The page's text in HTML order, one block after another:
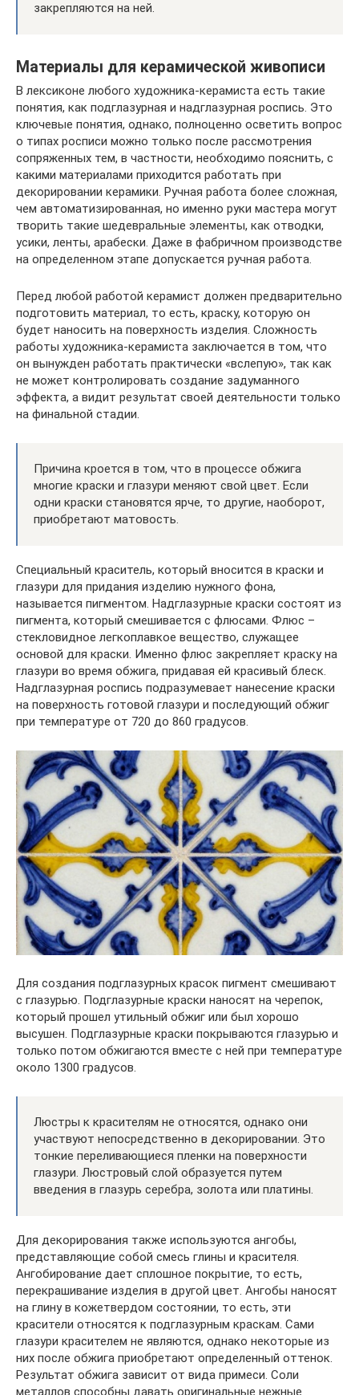
закрепляются на ней.
Материалы для керамической живописи
В лексиконе любого художника-керамиста есть такие
понятия, как подглазурная и надглазурная роспись. Это
ключевые понятия, однако, полноценно осветить вопрос
о типах росписи можно только после рассмотрения
сопряженных тем, в частности, необходимо пояснить, с
какими материалами приходится работать при
декорировании керамики. Ручная работа более сложная,
чем автоматизированная, но именно руки мастера могут
творить такие шедевральные элементы, как отводки,
усики, ленты, арабески. Даже в фабричном производстве
на определенном этапе допускается ручная работа.
Перед любой работой керамист должен предварительно
подготовить материал, то есть, краску, которую он
будет наносить на поверхность изделия. Сложность
работы художника-керамиста заключается в том, что
он вынужден работать практически «вслепую», так как
не может контролировать создание задуманного
эффекта, а видит результат своей деятельности только
на финальной стадии.
Причина кроется в том, что в процессе обжига
многие краски и глазури меняют свой цвет. Если
одни краски становятся ярче, то другие, наоборот,
приобретают матовость.
Специальный краситель, который вносится в краски и
глазури для придания изделию нужного фона,
называется пигментом. Надглазурные краски состоят из
пигмента, который смешивается с флюсами. Флюс –
стекловидное легкоплавкое вещество, служащее
основой для краски. Именно флюс закрепляет краску на
глазури во время обжига, придавая ей красивый блеск.
Надглазурная роспись подразумевает нанесение краски
на поверхность готовой глазури и последующий обжиг
при температуре от 720 до 860 градусов.
Для создания подглазурных красок пигмент смешивают
с глазурью. Подглазурные краски наносят на черепок,
который прошел утильный обжиг или был хорошо
высушен. Подглазурные краски покрываются глазурью и
только потом обжигаются вместе с ней при температуре
около 1300 градусов.
Люстры к красителям не относятся, однако они
участвуют непосредственно в декорировании. Это
тонкие переливающиеся пленки на поверхности
глазури. Люстровый слой образуется путем
введения в глазурь серебра, золота или платины.
Для декорирования также используются ангобы,
представляющие собой смесь глины и красителя.
Ангобирование дает сплошное покрытие, то есть,
перекрашивание изделия в другой цвет. Ангобы наносят
на глину в кожетвердом состоянии, то есть, эти
красители относятся к подглазурным краскам. Сами
глазури красителем не являются, однако некоторые из
них после обжига приобретают определенный оттенок.
Результат обжига зависит от вида примеси. Соли
металлов способны давать оригинальные нежные